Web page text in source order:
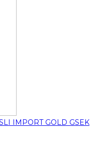
IMPORT GOLD GSEK